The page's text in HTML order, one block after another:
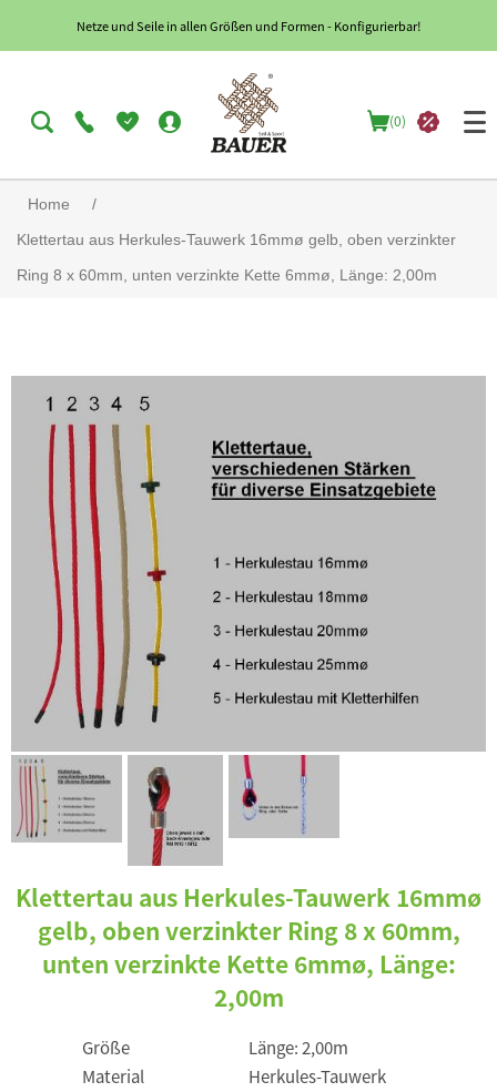
Netze und Seile in allen Größen und Formen - Konfigurierbar!
(0)
Home
/
Klettertau aus Herkules-Tauwerk 16mmø gelb, oben verzinkter
Ring 8 x 60mm, unten verzinkte Kette 6mmø, Länge: 2,00m
Klettertau aus Herkules-Tauwerk 16mmø
gelb, oben verzinkter Ring 8 x 60mm,
unten verzinkte Kette 6mmø, Länge:
2,00m
Größe
Länge: 2,00m
Material
Herkules-Tauwerk